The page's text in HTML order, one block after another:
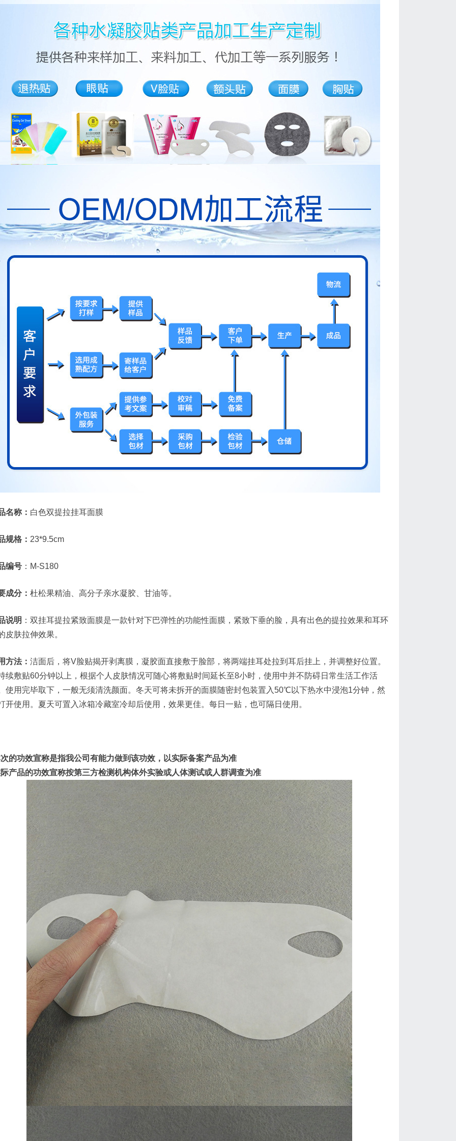
名称： 白色双提拉挂耳面膜
规格： 23*9.5cm
编号 ：M-S180
成分： 杜松果精油、高分子亲水凝胶、甘油等。
说明 ：双挂耳提拉紧致面膜是一款针对下巴弹性的功能性面膜，紧致下垂的脸，具有出色的提拉效果和耳环
皮肤拉伸效果。
方法： 洁面后，将V脸贴揭开剥离膜，凝胶面直接敷于脸部，将两端挂耳处拉到耳后挂上，并调整好位置。
续敷贴60分钟以上，根据个人皮肤情况可随心将敷贴时间延长至8小时，使用中并不防碍日常生活工作活
使用完毕取下，一般无须清洗颜面。冬天可将未拆开的面膜随密封包装置入50℃以下热水中浸泡1分钟，然
开使用。夏天可置入冰箱冷藏室冷却后使用，效果更佳。每日一贴，也可隔日使用。
的功效宣称是指我公司有能力做到该功效，以实际备案产品为准
产品的功效宣称按第三方检测机构体外实验或人体测试或人群调查为准